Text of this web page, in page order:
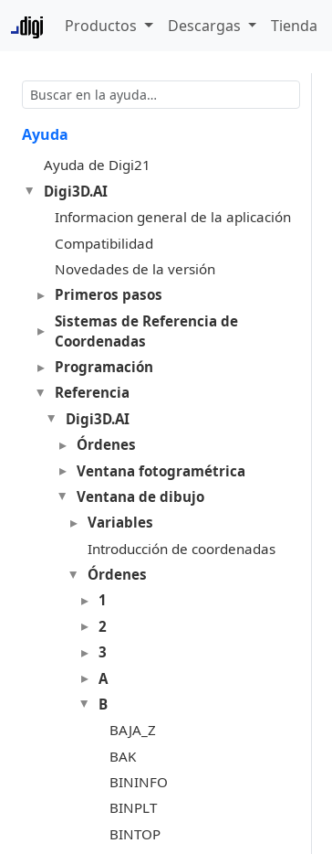
Productos Descargas Tienda
Ayuda
Ayuda de Digi21
Digi3D.AI
Informacion general de la aplicación
Compatibilidad
Novedades de la versión
Primeros pasos
Sistemas de Referencia de
Coordenadas
Programación
Referencia
Digi3D.AI
Órdenes
Ventana fotogramétrica
Ventana de dibujo
Variables
Introducción de coordenadas
Órdenes
1
2
3
A
B
BAJA_Z
BAK
BININFO
BINPLT
BINTOP